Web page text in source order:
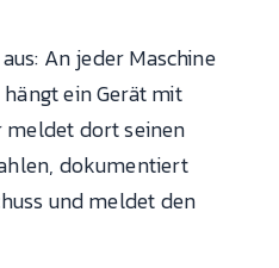
An jeder Maschine
ein Gerät mit
meldet dort seinen
dokumentiert
und meldet den